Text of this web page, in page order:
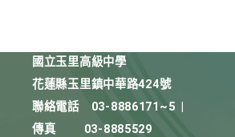
國立玉里高級中學
花蓮縣玉里鎮中華路424號
聯絡電話
03-8886171~5
傳真
03-8885529